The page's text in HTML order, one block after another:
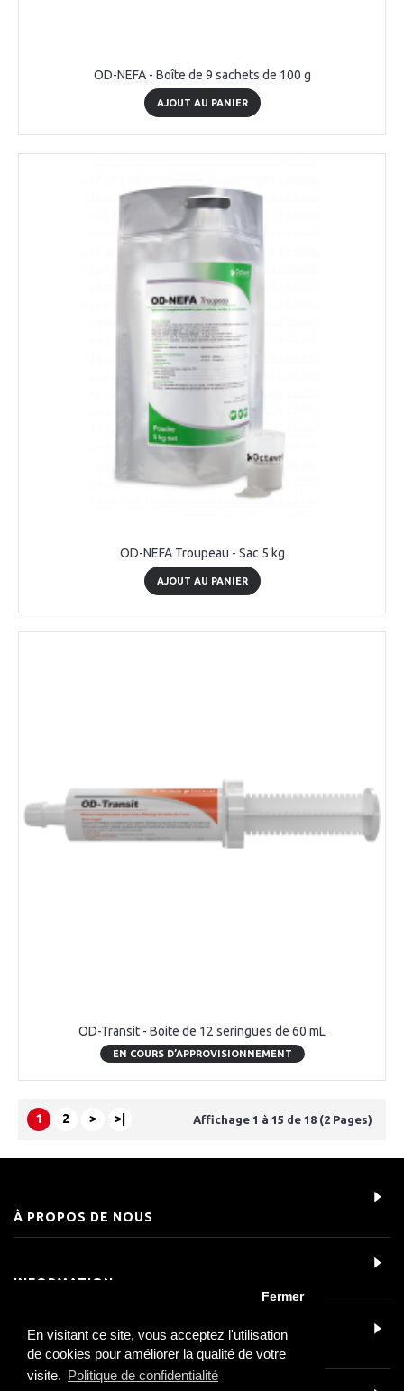
En visitant ce site, vous acceptez l'utilisation
de cookies pour améliorer la qualité de votre
visite. Politique de confidentialité
Fermer
OD-NEFA - Boîte de 9 sachets de 100 g
AJOUT AU PANIER
OD-NEFA Troupeau - Sac 5 kg
AJOUT AU PANIER
OD-Transit - Boite de 12 seringues de 60 mL
EN COURS D’APPROVISIONNEMENT
1 2 > >| Affichage 1 à 15 de 18 (2 Pages)
À PROPOS DE NOUS
INFORMATION
SERVICE CLIENT